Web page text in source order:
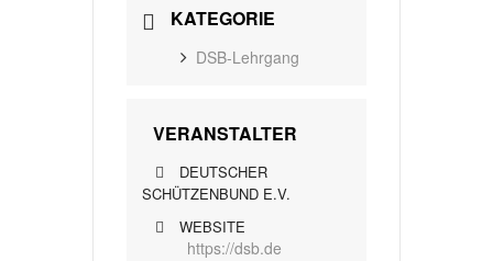
KATEGORIE
DSB-Lehrgang
VERANSTALTER
DEUTSCHER
SCHÜTZENBUND E.V.
WEBSITE
https://dsb.de